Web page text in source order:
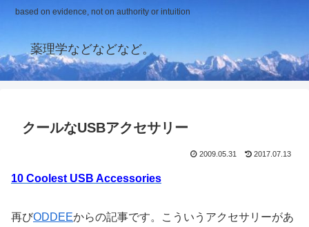
based on evidence, not on authority or intuition
薬理学などなどなど。
クールなUSBアクセサリー
2009.05.31 2017.07.13
10 Coolest USB Accessories
再びODDEEからの記事です。こういうアクセサリーがあ